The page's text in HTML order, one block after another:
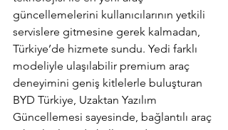
güncellemelerini kullanıcılarının yetkili
servislere gitmesine gerek kalmadan,
Türkiye’de hizmete sundu. Yedi farklı
modeliyle ulaşılabilir premium araç
deneyimini geniş kitlelerle buluşturan
BYD Türkiye, Uzaktan Yazılım
Güncellemesi sayesinde, bağlantılı araç